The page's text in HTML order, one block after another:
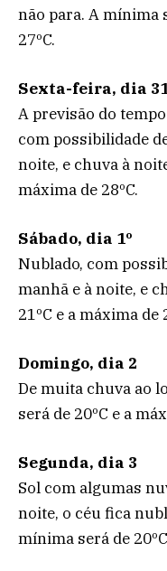
não para. A mínima
27ºC.
Sexta-feira, dia
A previsão do
com possibilidade
noite, e chuva à
máxima de 28ºC.
Sábado, dia 1º
Nublado, com
manhã e à noite, e
21ºC e a máxima de
Domingo, dia 2
De muita chuva ao
será de 20ºC e a
Segunda, dia 3
Sol com algumas
noite, o céu fica
mínima será de